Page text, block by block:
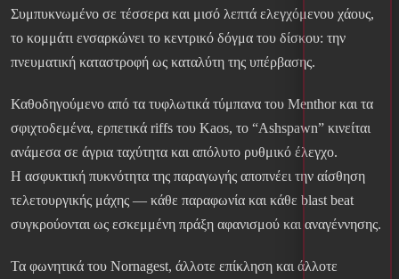
Συμπυκνωμένο σε τέσσερα και μισό λεπτά ελεγχόμενου χάους,
το κομμάτι ενσαρκώνει το κεντρικό δόγμα του δίσκου: την
πνευματική καταστροφή ως καταλύτη της υπέρβασης.
Καθοδηγούμενο από τα τυφλωτικά τύμπανα του Menthor και τα
σφιχτοδεμένα, ερπετικά riffs του Kaos, το “Ashspawn” κινείται
ανάμεσα σε άγρια ταχύτητα και απόλυτο ρυθμικό έλεγχο.
Η ασφυκτική πυκνότητα της παραγωγής αποπνέει την αίσθηση
τελετουργικής μάχης — κάθε παραφωνία και κάθε blast beat
συγκρούονται ως εσκεμμένη πράξη αφανισμού και αναγέννησης.
Τα φωνητικά του Nornagest, άλλοτε επίκληση και άλλοτε